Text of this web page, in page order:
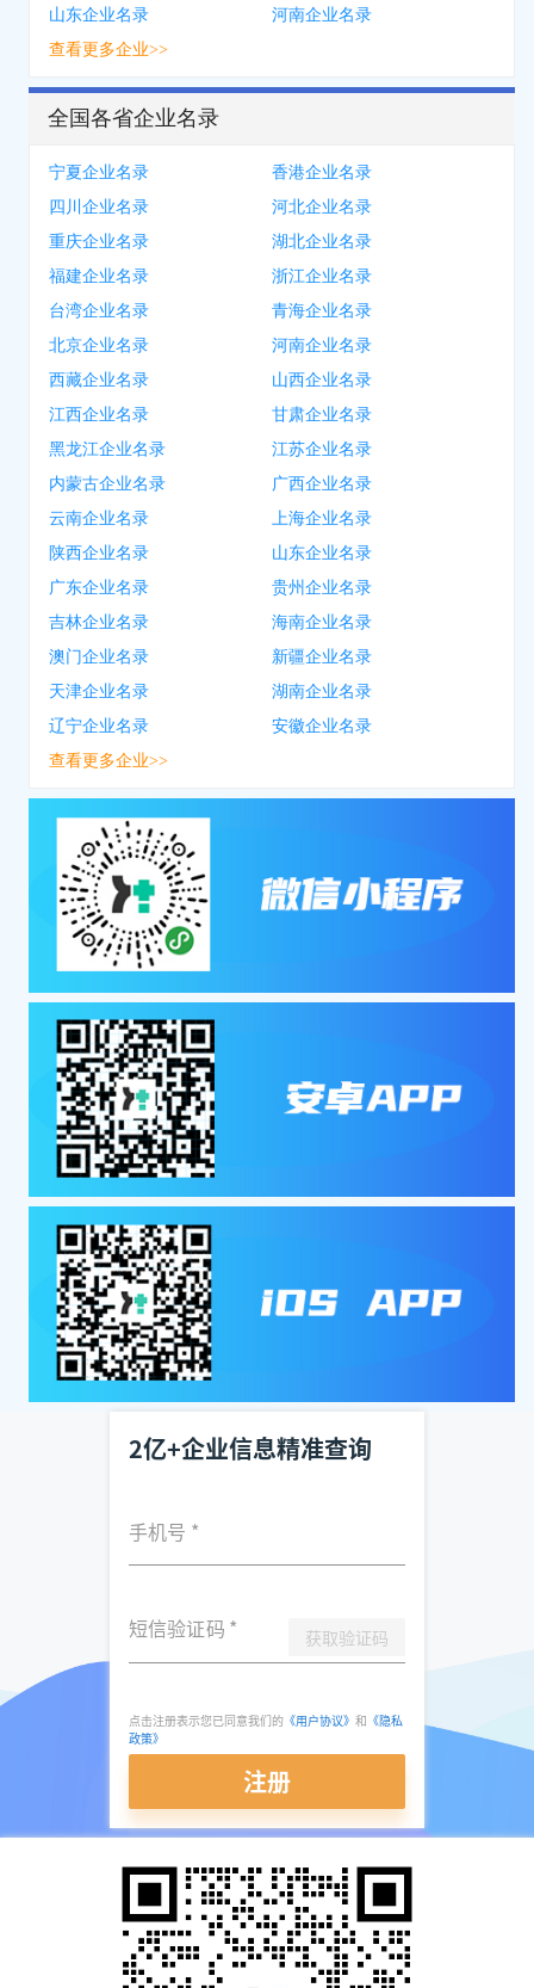
山东企业名录
河南企业名录
查看更多企业>>
全国各省企业名录
宁夏企业名录
香港企业名录
四川企业名录
河北企业名录
重庆企业名录
湖北企业名录
福建企业名录
浙江企业名录
台湾企业名录
青海企业名录
北京企业名录
河南企业名录
西藏企业名录
山西企业名录
江西企业名录
甘肃企业名录
黑龙江企业名录
江苏企业名录
内蒙古企业名录
广西企业名录
云南企业名录
上海企业名录
陕西企业名录
山东企业名录
广东企业名录
贵州企业名录
吉林企业名录
海南企业名录
澳门企业名录
新疆企业名录
天津企业名录
湖南企业名录
辽宁企业名录
安徽企业名录
查看更多企业>>
2亿+企业信息精准查询
手机号 *
短信验证码 * 获取验证码
点击注册表示您已同意我们的 《用户协议》 和 《隐私
政策》
注册